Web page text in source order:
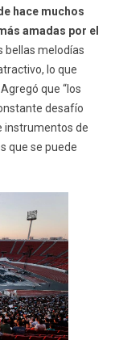
hace muchos
amadas por el
bellas melodías
lo que
que “los
desafío
instrumentos de
que se puede